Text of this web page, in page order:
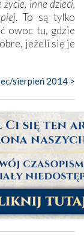
życie, inne dzieci,
. To są tylko
owoc tu, gdzie
jeżeli się je
sierpień 2014 >